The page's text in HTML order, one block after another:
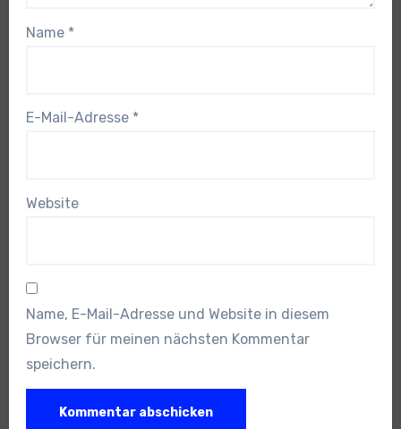
Name *
E-Mail-Adresse *
Website
Name, E-Mail-Adresse und Website in diesem
Browser für meinen nächsten Kommentar
speichern.